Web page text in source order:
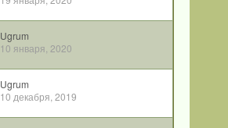
Ugrum
10 января, 2020
Ugrum
10 декабря, 2019